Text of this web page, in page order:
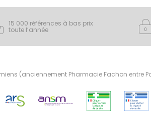
15 000 références à bas prix
toute l’année
(anciennement Pharmacie Fachon entre